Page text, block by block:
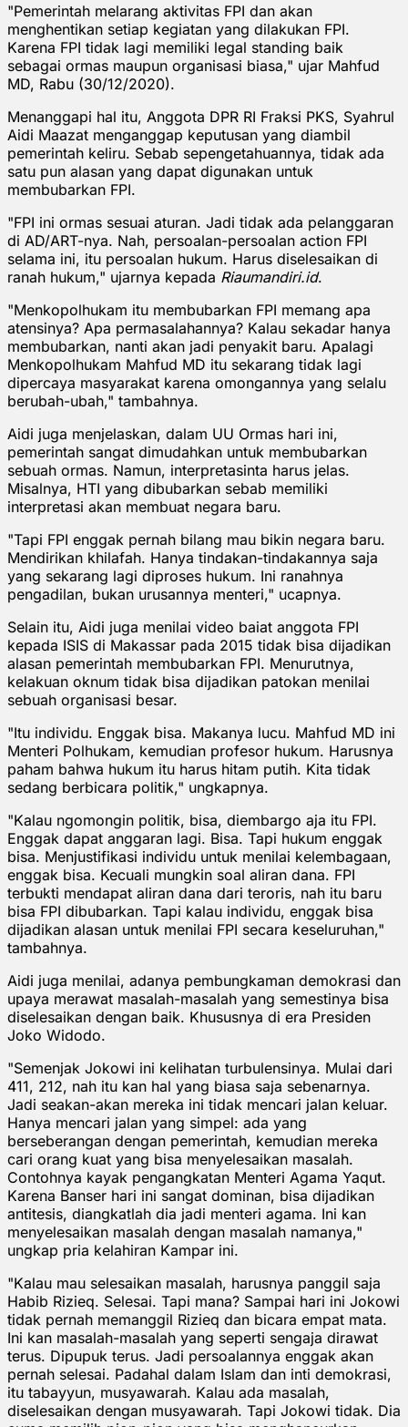
"Pemerintah melarang aktivitas FPI dan akan
menghentikan setiap kegiatan yang dilakukan FPI.
Karena FPI tidak lagi memiliki legal standing baik
sebagai ormas maupun organisasi biasa," ujar Mahfud
MD, Rabu (30/12/2020).
Menanggapi hal itu, Anggota DPR RI Fraksi PKS, Syahrul
Aidi Maazat menganggap keputusan yang diambil
pemerintah keliru. Sebab sepengetahuannya, tidak ada
satu pun alasan yang dapat digunakan untuk
membubarkan FPI.
"FPI ini ormas sesuai aturan. Jadi tidak ada pelanggaran
di AD/ART-nya. Nah, persoalan-persoalan action FPI
selama ini, itu persoalan hukum. Harus diselesaikan di
ranah hukum," ujarnya kepada Riaumandiri.id.
"Menkopolhukam itu membubarkan FPI memang apa
atensinya? Apa permasalahannya? Kalau sekadar hanya
membubarkan, nanti akan jadi penyakit baru. Apalagi
Menkopolhukam Mahfud MD itu sekarang tidak lagi
dipercaya masyarakat karena omongannya yang selalu
berubah-ubah," tambahnya.
Aidi juga menjelaskan, dalam UU Ormas hari ini,
pemerintah sangat dimudahkan untuk membubarkan
sebuah ormas. Namun, interpretasinta harus jelas.
Misalnya, HTI yang dibubarkan sebab memiliki
interpretasi akan membuat negara baru.
"Tapi FPI enggak pernah bilang mau bikin negara baru.
Mendirikan khilafah. Hanya tindakan-tindakannya saja
yang sekarang lagi diproses hukum. Ini ranahnya
pengadilan, bukan urusannya menteri," ucapnya.
Selain itu, Aidi juga menilai video baiat anggota FPI
kepada ISIS di Makassar pada 2015 tidak bisa dijadikan
alasan pemerintah membubarkan FPI. Menurutnya,
kelakuan oknum tidak bisa dijadikan patokan menilai
sebuah organisasi besar.
"Itu individu. Enggak bisa. Makanya lucu. Mahfud MD ini
Menteri Polhukam, kemudian profesor hukum. Harusnya
paham bahwa hukum itu harus hitam putih. Kita tidak
sedang berbicara politik," ungkapnya.
"Kalau ngomongin politik, bisa, diembargo aja itu FPI.
Enggak dapat anggaran lagi. Bisa. Tapi hukum enggak
bisa. Menjustifikasi individu untuk menilai kelembagaan,
enggak bisa. Kecuali mungkin soal aliran dana. FPI
terbukti mendapat aliran dana dari teroris, nah itu baru
bisa FPI dibubarkan. Tapi kalau individu, enggak bisa
dijadikan alasan untuk menilai FPI secara keseluruhan,"
tambahnya.
Aidi juga menilai, adanya pembungkaman demokrasi dan
upaya merawat masalah-masalah yang semestinya bisa
diselesaikan dengan baik. Khususnya di era Presiden
Joko Widodo.
"Semenjak Jokowi ini kelihatan turbulensinya. Mulai dari
411, 212, nah itu kan hal yang biasa saja sebenarnya.
Jadi seakan-akan mereka ini tidak mencari jalan keluar.
Hanya mencari jalan yang simpel: ada yang
berseberangan dengan pemerintah, kemudian mereka
cari orang kuat yang bisa menyelesaikan masalah.
Contohnya kayak pengangkatan Menteri Agama Yaqut.
Karena Banser hari ini sangat dominan, bisa dijadikan
antitesis, diangkatlah dia jadi menteri agama. Ini kan
menyelesaikan masalah dengan masalah namanya,"
ungkap pria kelahiran Kampar ini.
"Kalau mau selesaikan masalah, harusnya panggil saja
Habib Rizieq. Selesai. Tapi mana? Sampai hari ini Jokowi
tidak pernah memanggil Rizieq dan bicara empat mata.
Ini kan masalah-masalah yang seperti sengaja dirawat
terus. Dipupuk terus. Jadi persoalannya enggak akan
pernah selesai. Padahal dalam Islam dan inti demokrasi,
itu tabayyun, musyawarah. Kalau ada masalah,
diselesaikan dengan musyawarah. Tapi Jokowi tidak. Dia